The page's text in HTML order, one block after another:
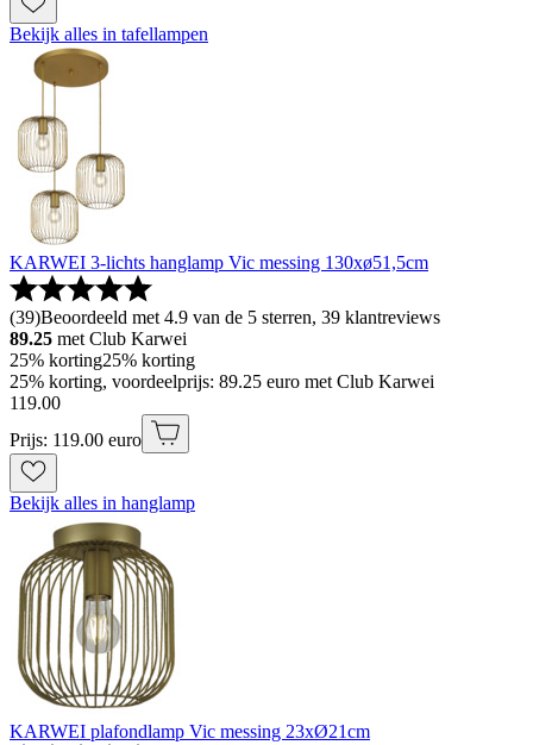
Bekijk alles in tafellampen
KARWEI 3-lichts hanglamp Vic messing 130xø51,5cm
(39)Beoordeeld met 4.9 van de 5 sterren, 39 klantreviews
89.25 met Club Karwei
25% korting25% korting
25% korting, voordeelprijs: 89.25 euro met Club Karwei
119.00
Prijs: 119.00 euro
Bekijk alles in hanglamp
KARWEI plafondlamp Vic messing 23xØ21cm